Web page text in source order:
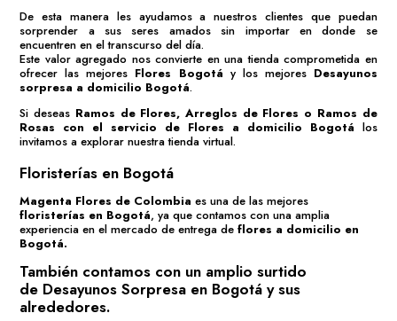
De esta manera les ayudamos a nuestros clientes que puedan
sorprender a sus seres amados sin importar en donde se
encuentren en el transcurso del día.
Este valor agregado nos convierte en una tienda comprometida en
ofrecer las mejores Flores Bogotá y los mejores Desayunos
sorpresa a domicilio Bogotá.
Si deseas Ramos de Flores, Arreglos de Flores o Ramos de
Rosas con el servicio de Flores a domicilio Bogotá los
invitamos a explorar nuestra tienda virtual.
Floristerías en Bogotá
Magenta Flores de Colombia es una de las mejores
floristerías en Bogotá, ya que contamos con una amplia
experiencia en el mercado de entrega deflores a domicilio en
Bogotá.
También contamos con un amplio surtido
de Desayunos Sorpresa en Bogotá y sus
alrededores.